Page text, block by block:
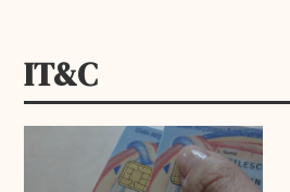
IT&C
EXCLUSIV